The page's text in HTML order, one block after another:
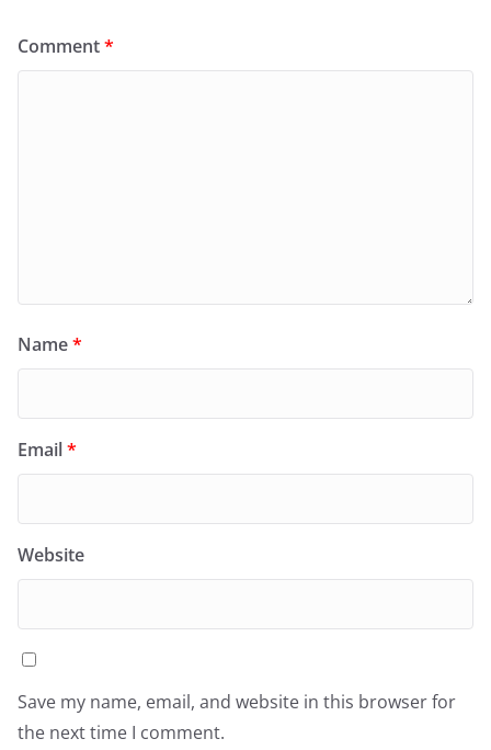
Comment*
Name*
Email*
Website
Save my name, email, and website in this browser for
the next time I comment.